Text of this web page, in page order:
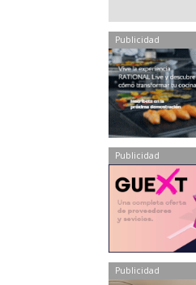
Publicidad
Publicidad
Publicidad